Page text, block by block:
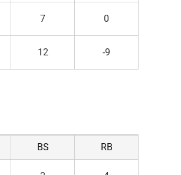
7 0
12 -9
BS RB